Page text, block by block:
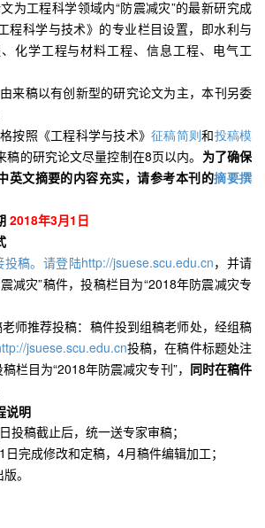
为工程科学领域内“防震减灾”的最新研究成
程科学与技术》的专业栏目设置，即水利与
化学工程与材料工程、信息工程、电气工
来稿以有创新型的研究论文为主，本刊另委
按照《工程科学与技术》征稿简则和投稿模
稿的研究论文尽量控制在8页以内。 为了确保
英文摘要的内容充实，请参考本刊的摘要撰
2018年3月1 日
稿。 请登陆http://jsuese.scu.edu.cn，并请
减灾”稿件，投稿栏目为“2018年防震减灾专
推荐投稿：稿件投到组稿老师处，经组稿
jsuese.scu.edu.cn投稿，在稿件标题处注
栏目为“2018年防震减灾专刊”， 同时在稿件
说明
日投稿截止后，统一送专家审稿；
日完成修改和定稿， 4月稿件编辑加工；
。